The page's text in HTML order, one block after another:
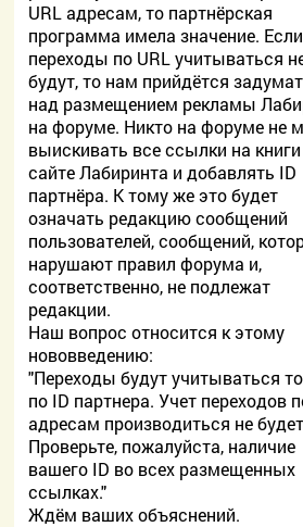
URL адресам, то партнёрская
программа имела значение. Если
переходы по URL учитываться
будут, то нам прийдётся
над размещением рекламы
на форуме. Никто на форуме не
выискивать все ссылки на
сайте Лабиринта и добавлять ID
партнёра. К тому же это будет
означать редакцию сообщений
пользователей, сообщений,
нарушают правил форума и,
соответственно, не подлежат
редакции.
Наш вопрос относится к этому
нововведению:
"Переходы будут учитываться
по ID партнера. Учет переходов
адресам производиться не
Проверьте, пожалуйста, наличие
вашего ID во всех размещенных
ссылках."
Ждём ваших объяснений.